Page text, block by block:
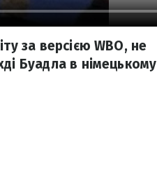
за версією WBO, не
Буадла в німецькому